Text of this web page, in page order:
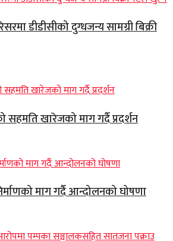
डीडीसीको दुग्धजन्य सामग्री बिक्री
खारेजको माग गर्दै प्रदर्शन
माग गर्दै आन्दोलनको घोषणा